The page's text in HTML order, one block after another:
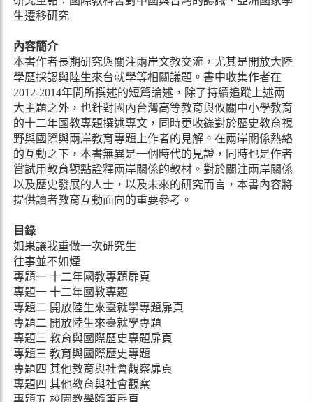
生遷移研究
內容簡介
本書作者長期研究與關注兩岸文教交流，尤其是開放大陸
學歷採認與陸生來台就學等相關議題。書中收集作者在
2012-2014年間所撰述的短篇論述，除了持續追蹤上述兩
大主題之外，也針對國內台灣高等教育與攸關中小學教育
的十二年國教專題撰述專文，同時更收錄對於歷史教育視
野與國際與兩岸教育專題上作者的見解。在兩岸關係熱絡
的互動之下，本書無異是一個時代的見證，同時也是作者
嘗試用教育觀點詮釋兩岸關係的教材。對於關注兩岸關係
以及歷史發展的人士，以及未來的研究而言，本書內容將
提供讀者教育互動面向的重要參考。
目錄
如果讓我重做一次研究生
往事並不如煙
專題一 十二年國教專題扉頁
專題一 十二年國教專題
專題二 開放陸生來臺就學專題扉頁
專題二 開放陸生來臺就學專題
專題三 教育與國際歷史專題扉頁
專題三 教育與國際歷史專題
專題四 其他教育與社會觀察扉頁
專題四 其他教育與社會觀察